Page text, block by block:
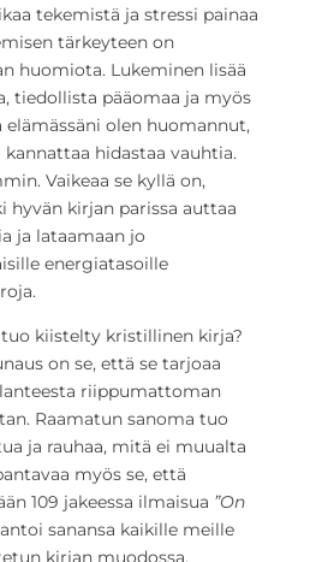
tekemistä ja stressi painaa
tärkeyteen on
huomiota. Lukeminen lisää
tiedollista pääomaa ja myös
elämässäni olen huomannut,
hidastaa vauhtia.
Vaikeaa se kyllä on,
kirjan parissa auttaa
ja lataamaan jo
energiatasoille
kiistelty kristillinen kirja?
on se, että se tarjoaa
riippumattoman
Raamatun sanoma tuo
ja rauhaa, mitä ei muualta
myös se, että
109 jakeessa ilmaisua ”On
sanansa kaikille meille
kirjan muodossa.